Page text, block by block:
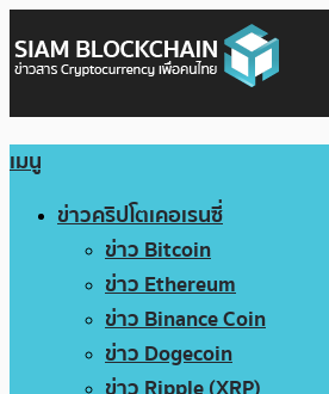
เมนู
ข่าวคริปโตเคอเรนซี่
ข่าว Bitcoin
ข่าว Ethereum
ข่าว Binance Coin
ข่าว Dogecoin